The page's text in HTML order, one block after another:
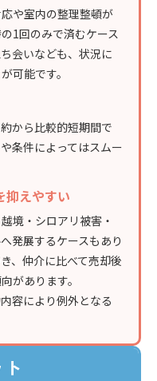
や室内の整理整頓が
1回のみで済むケース
会いなども、状況に
可能です。
から比較的短期間で
条件によってはスムー
抑えやすい
境・シロアリ被害・
発展するケースもあり
、仲介に比べて売却後
があります。
容により例外となる